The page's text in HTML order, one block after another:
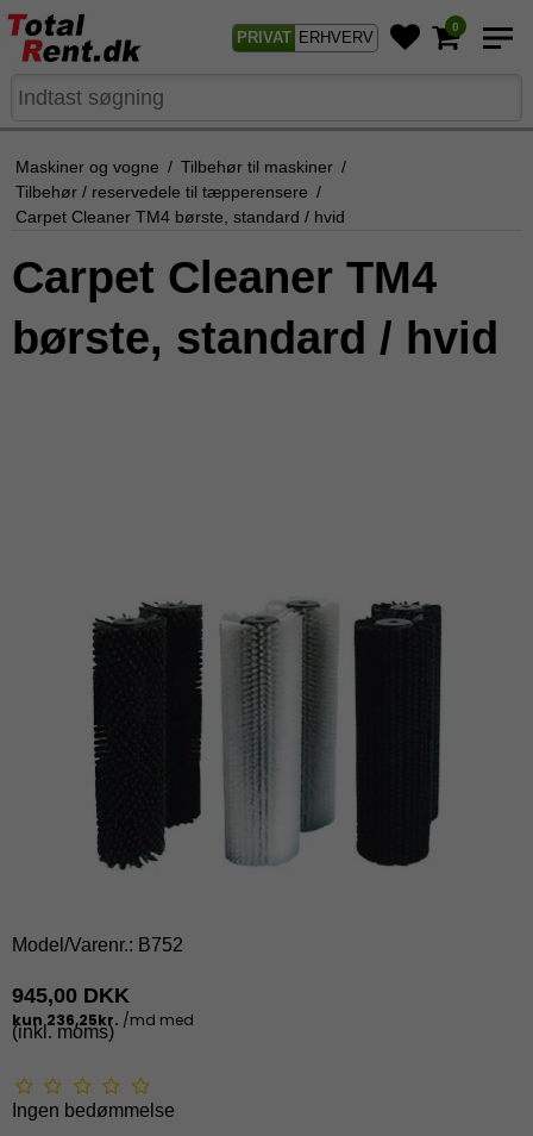
PRIVAT ERHVERV
0
Maskiner og vogne / Tilbehør til maskiner /
Tilbehør / reservedele til tæpperensere /
Carpet Cleaner TM4 børste, standard / hvid
Carpet Cleaner TM4
børste, standard / hvid
Model/Varenr.: B752
945,00 DKK
(inkl. moms)
Ingen bedømmelse